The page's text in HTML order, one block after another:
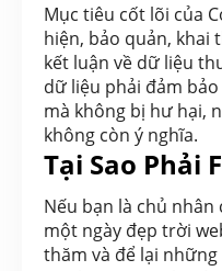
Mục tiêu cốt lõi của
hiện, bảo quản, khai
kết luận về dữ liệu
dữ liệu phải đảm
mà không bị hư hại,
không còn ý nghĩa.
Tại Sao Phải
Nếu bạn là chủ
một ngày đẹp trời
thăm và để lại